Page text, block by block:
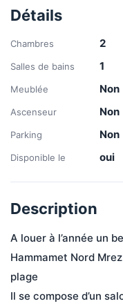
Détails
Chambres 2
Salles de bains 1
Meublée Non
Ascenseur Non
Parking Non
Disponible le oui
Description
A louer à l’année un
Hammamet Nord
plage
Il se compose d’un